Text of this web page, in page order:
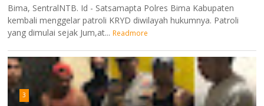
Bima, SentralNTB. Id - Satsamapta Polres Bima Kabupaten
kembali menggelar patroli KRYD diwilayah hukumnya. Patroli
yang dimulai sejak Jum,at... Readmore
3